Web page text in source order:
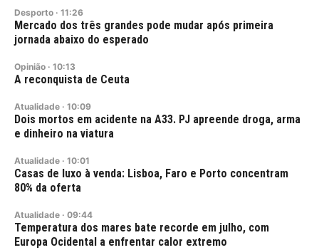
Desporto · 11:26
Mercado dos três grandes pode mudar após primeira
jornada abaixo do esperado
Opinião · 10:13
A reconquista de Ceuta
Atualidade · 10:09
Dois mortos em acidente na A33. PJ apreende droga, arma
e dinheiro na viatura
Atualidade · 10:01
Casas de luxo à venda: Lisboa, Faro e Porto concentram
80% da oferta
Atualidade · 09:44
Temperatura dos mares bate recorde em julho, com
Europa Ocidental a enfrentar calor extremo